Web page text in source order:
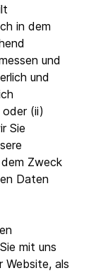
in dem
und
und
(ii)
Sie
Zweck
Daten
mit uns
Website, als